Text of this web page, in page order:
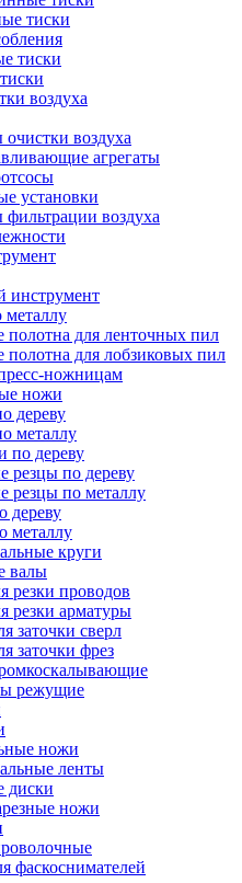
тиски
тиски
воздуха
воздуха
агрегаты
установки
воздуха
инструмент
для ленточных пил
для лобзиковых пил
ножницам
ножи
дереву
металлу
по дереву
резцы по дереву
резцы по металлу
дереву
металлу
круги
валы
резки проводов
резки арматуры
заточки сверл
заточки фрез
режущие
ножи
ленты
диски
ножи
фаскоснимателей